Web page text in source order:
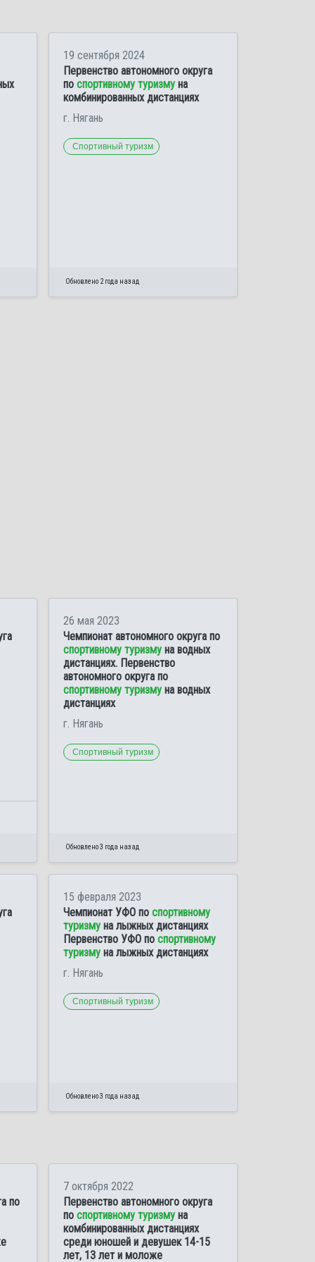
19 сентября 2024
Первенство автономного округа
по спортивному туризму на
комбинированных дистанциях
г. Нягань
Спортивный туризм
Обновлено 2 года назад
26 мая 2023
Чемпионат автономного округа по
спортивному туризму на водных
дистанциях. Первенство
автономного округа по
спортивному туризму на водных
дистанциях
г. Нягань
Спортивный туризм
Обновлено 3 года назад
15 февраля 2023
Чемпионат УФО по спортивному
туризму на лыжных дистанциях
Первенство УФО по спортивному
туризму на лыжных дистанциях
г. Нягань
Спортивный туризм
Обновлено 3 года назад
по
7 октября 2022
Первенство автономного округа
по спортивному туризму на
комбинированных дистанциях
среди юношей и девушек 14-15
лет, 13 лет и моложе